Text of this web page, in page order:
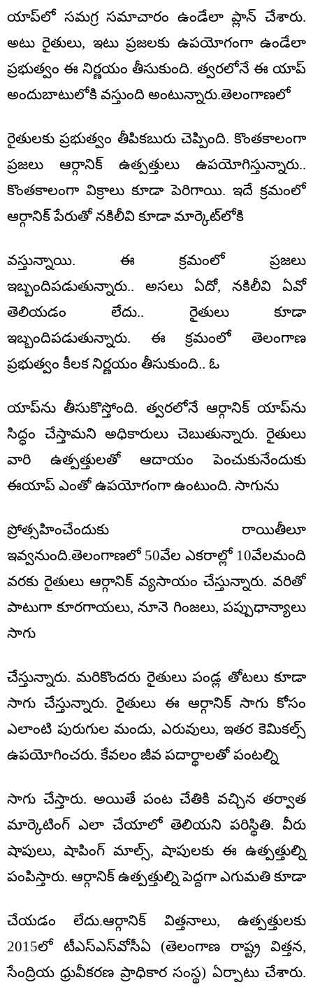
యాప్‌లో సమగ్ర సమాచారం ఉండేలా ప్లాన్ చేశారు.
అటు రైతులు, ఇటు ప్రజలకు ఉపయోగంగా ఉండేలా
ప్రభుత్వం ఈ నిర్ణయం తీసుకుంది. త్వరలోనే ఈ యాప్
అందుబాటులోకి వస్తుంది అంటున్నారు.తెలంగాణలో
రైతులకు ప్రభుత్వం తీపికబురు చెప్పింది. కొంతకాలంగా
ప్రజలు ఆర్గానిక్ ఉత్పత్తులు ఉపయోగిస్తున్నారు..
కొంతకాలంగా విక్రాలు కూడా పెరిగాయి. ఇదే క్రమంలో
ఆర్గానిక్ పేరుతో నకిలీవి కూడా మార్కెట్‌లోకి
వస్తున్నాయి. ఈ క్రమంలో ప్రజలు
ఇబ్బందిపడుతున్నారు.. అసలు ఏదో, నకిలీవి ఏవో
తెలియడం లేదు.. రైతులు కూడా
ఇబ్బందిపడుతున్నారు. ఈ క్రమంలో తెలంగాణ
ప్రభుత్వం కీలక నిర్ణయం తీసుకుంది.. ఓ
యాప్‌ను తీసుకొస్తోంది. త్వరలోనే ఆర్గానిక్ యాప్‌ను
సిద్ధం చేస్తామని అధికారులు చెబుతున్నారు. రైతులు
వారి ఉత్పత్తులతో ఆదాయం పెంచుకునేందుకు
ఈయాప్ ఎంతో ఉపయోగంగా ఉంటుంది. సాగును
ప్రోత్సహించేందుకు రాయితీలూ
ఇవ్వనుంది.తెలంగాణలో 50వేల ఎకరాల్లో 10వేలమంది
వరకు రైతులు ఆర్గానిక్ వ్యసాయం చేస్తున్నారు. వరితో
పాటుగా కూరగాయలు, నూనె గింజలు, పప్పుధాన్యాలు
సాగు
చేస్తున్నారు. మరికొందరు రైతులు పండ్ల తోటలు కూడా
సాగు చేస్తున్నారు. రైతులు ఈ ఆర్గానిక్ సాగు కోసం
ఎలాంటి పురుగుల మందు, ఎరువులు, ఇతర కెమికల్స్
ఉపయోగించరు. కేవలం జీవ పదార్థాలతో పంటల్ని
సాగు చేస్తారు. అయితే పంట చేతికి వచ్చిన తర్వాత
మార్కెటింగ్ ఎలా చేయాలో తెలియని పరిస్థితి. వీరు
షాపులు, షాపింగ్ మాల్స్, షాపులకు ఈ ఉత్పత్తుల్ని
పంపిస్తారు. ఆర్గానిక్ ఉత్పత్తుల్ని పెద్దగా ఎగుమతి కూడా
చేయడం లేదు.ఆర్గానిక్ విత్తనాలు, ఉత్పత్తులకు
2015లో టీఎస్‌ఎస్‌వోసీఏ (తెలంగాణ రాష్ట్ర విత్తన,
సేంద్రియ ధ్రువీకరణ ప్రాధికార సంస్థ) ఏర్పాటు చేశారు.